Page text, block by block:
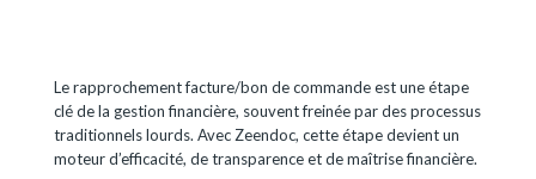
Le rapprochement facture/bon de commande est une étape
clé de la gestion financière, souvent freinée par des processus
traditionnels lourds. Avec Zeendoc, cette étape devient un
moteur d’efficacité, de transparence et de maîtrise financière.